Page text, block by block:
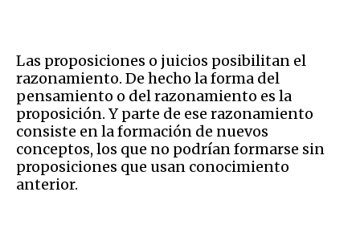
Las proposiciones o juicios posibilitan el
razonamiento. De hecho la forma del
pensamiento o del razonamiento es la
proposición. Y parte de ese razonamiento
consiste en la formación de nuevos
conceptos, los que no podrían formarse sin
proposiciones que usan conocimiento
anterior.